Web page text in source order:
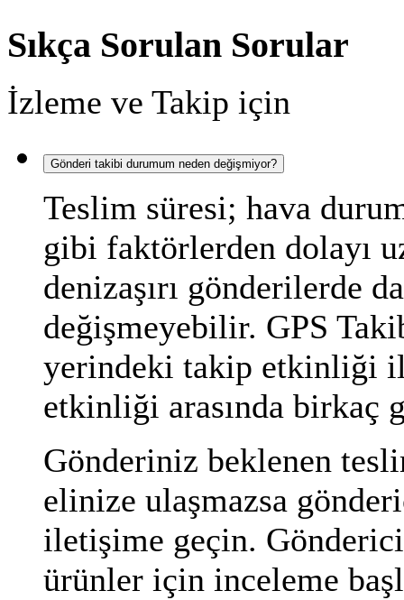
Sıkça Sorulan Sorular
İzleme ve Takip için
Gönderi takibi durumum neden değişmiyor?
Teslim süresi; hava
gibi faktörlerden dolayı
denizaşırı gönderilerde
değişmeyebilir. GPS
yerindeki takip etkinliği
etkinliği arasında birkaç
Gönderiniz beklenen
elinize ulaşmazsa
iletişime geçin. Gönderici
ürünler için inceleme